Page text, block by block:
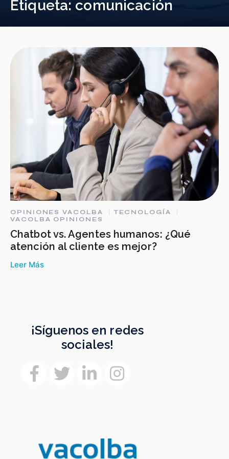
Etiqueta: comunicación
OPINIONES VACOLBA
TECNOLOGÍA
VACOLBA OPINIONES
Chatbot vs. Agentes humanos: ¿Qué
atención al cliente es mejor?
Leer Más
¡Síguenos en redes
sociales!